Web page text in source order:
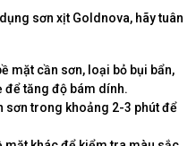
sơn xịt Goldnova, hãy tuân
mặt cần sơn, loại bỏ bụi bẩn,
để tăng độ bám dính.
sơn trong khoảng 2-3 phút để